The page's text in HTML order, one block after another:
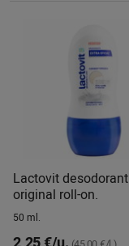
Lactovit desodorant
original roll-on.
50 ml.